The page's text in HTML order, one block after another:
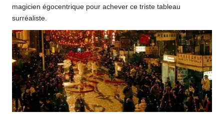
magicien égocentrique pour achever ce triste tableau
surréaliste.